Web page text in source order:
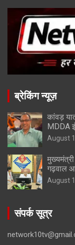
ब्रेकिंग न्यूज़
कांवड़
MDDA
August
गढ़वाल
August
संपर्क सूत्र